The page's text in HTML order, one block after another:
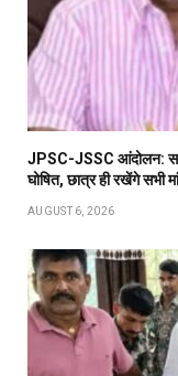
JPSC-JSSC आंदोलन:
घोषित, छात्र ही रखेंगे सभी
AUGUST 6, 2026